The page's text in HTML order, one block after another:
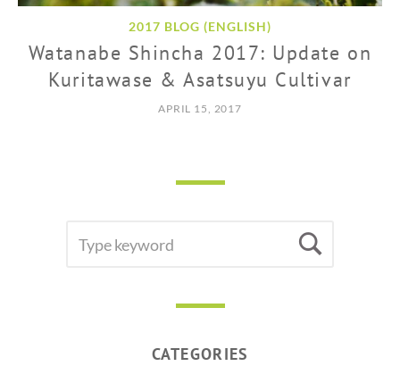
2017 BLOG (ENGLISH)
Watanabe Shincha 2017: Update on
Kuritawase & Asatsuyu Cultivar
APRIL 15, 2017
FOR:
CATEGORIES